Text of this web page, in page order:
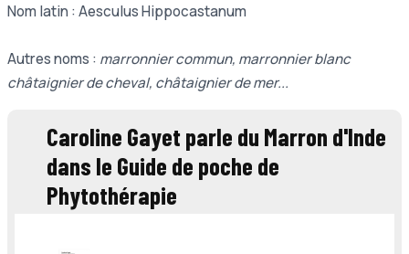
Nom latin : Aesculus Hippocastanum
Autres noms : marronnier commun, marronnier blanc
châtaignier de cheval, châtaignier de mer...
Caroline Gayet parle du Marron d'Inde
dans le Guide de poche de
Phytothérapie